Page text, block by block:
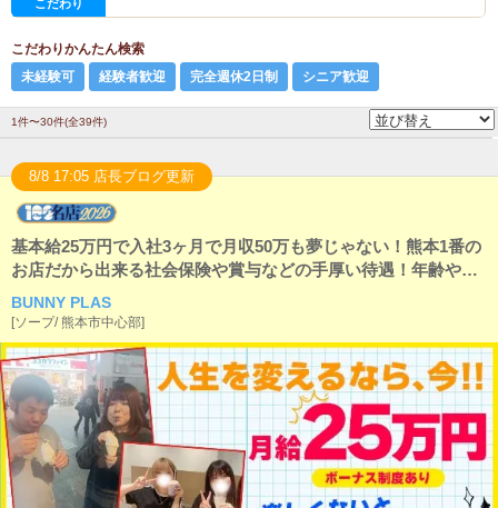
こだわり
こだわりかんたん検索
未経験可
経験者歓迎 完全週休2日制 シニア歓迎
1件〜30件(全39件)
8/8 17:05 店長ブログ更新
基本給25万円で入社3ヶ月で月収50万も夢じゃない！熊本1番の
お店だから出来る社会保険や賞与などの手厚い待遇！年齢や経
験不問！ナイトレジャー業界で稼ごう！
BUNNY PLAS
[ソープ/熊本市中心部]